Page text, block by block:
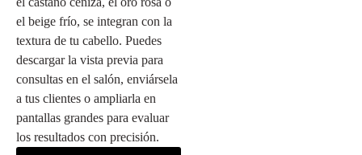
el beige frío, se integran con la
textura de tu cabello. Puedes
descargar la vista previa para
consultas en el salón, enviársela
a tus clientes o ampliarla en
pantallas grandes para evaluar
los resultados con precisión.